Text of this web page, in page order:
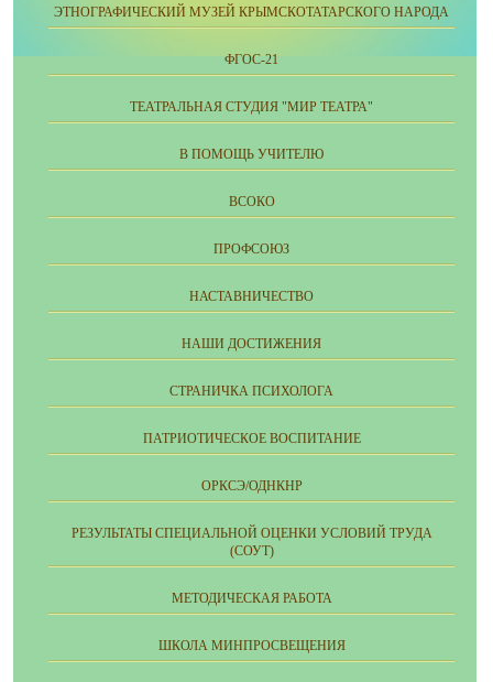
ЭТНОГРАФИЧЕСКИЙ МУЗЕЙ КРЫМСКОТАТАРСКОГО НАРОДА
ФГОС-21
ТЕАТРАЛЬНАЯ СТУДИЯ "МИР ТЕАТРА"
В ПОМОЩЬ УЧИТЕЛЮ
ВСОКО
ПРОФСОЮЗ
НАСТАВНИЧЕСТВО
НАШИ ДОСТИЖЕНИЯ
СТРАНИЧКА ПСИХОЛОГА
ПАТРИОТИЧЕСКОЕ ВОСПИТАНИЕ
ОРКСЭ/ОДНКНР
РЕЗУЛЬТАТЫ СПЕЦИАЛЬНОЙ ОЦЕНКИ УСЛОВИЙ ТРУДА
(СОУТ)
МЕТОДИЧЕСКАЯ РАБОТА
ШКОЛА МИНПРОСВЕЩЕНИЯ